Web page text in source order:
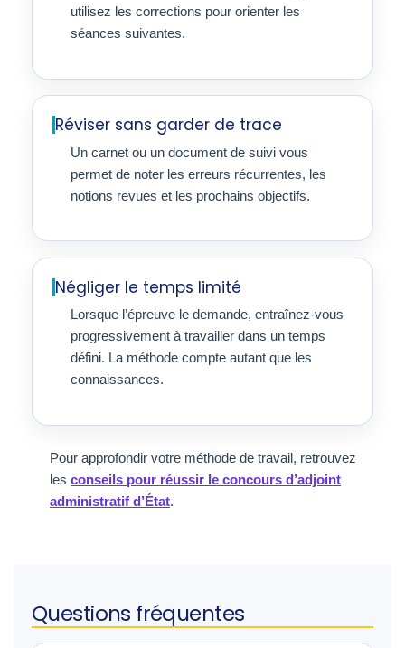
utilisez les corrections pour orienter les
séances suivantes.
Réviser sans garder de trace
Un carnet ou un document de suivi vous
permet de noter les erreurs récurrentes, les
notions revues et les prochains objectifs.
Négliger le temps limité
Lorsque l’épreuve le demande, entraînez-vous
progressivement à travailler dans un temps
défini. La méthode compte autant que les
connaissances.
Pour approfondir votre méthode de travail, retrouvez
les conseils pour réussir le concours d’adjoint
administratif d’État.
Questions fréquentes